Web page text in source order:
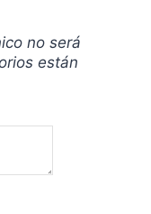
no será
están